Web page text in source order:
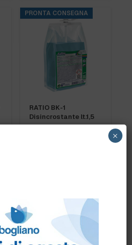
PRONTA CONSEGNA
RATIO BK-1
Disincrostante lt.1,5
×